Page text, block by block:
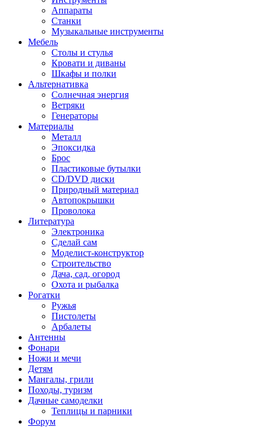
Аппараты
Станки
Музыкальные инструменты
Мебель
Столы и стулья
Кровати и диваны
Шкафы и полки
Альтернативка
Солнечная энергия
Ветряки
Генераторы
Материалы
Металл
Эпоксидка
Брос
Пластиковые бутылки
CD/DVD диски
Природный материал
Автопокрышки
Проволока
Литература
Электроника
Сделай сам
Моделист-конструктор
Строительство
Дача, сад, огород
Охота и рыбалка
Рогатки
Ружья
Пистолеты
Арбалеты
Антенны
Фонари
Ножи и мечи
Детям
Мангалы, грили
Походы, туризм
Дачные самоделки
Теплицы и парники
Форум